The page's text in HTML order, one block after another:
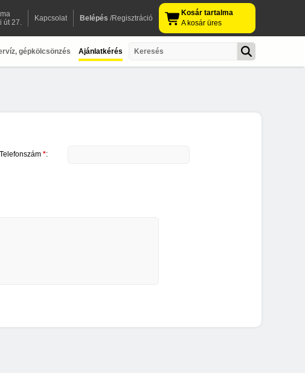
út 27.
Kapcsolat Belépés /Regisztráció
Kosár tartalma
A kosár üres
gépkölcsönzés Ajánlatkérés
Telefonszám *: